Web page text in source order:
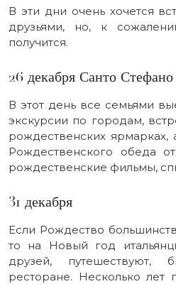
В эти дни очень хочется
друзьями, но, к
получится.
26 декабря Санто Стефано
В этот день все семьями
экскурсии по городам,
рождественских ярмарках,
Рождественского обеда
рождественские фильмы,
31 декабря
Если Рождество
то на Новый год
друзей, путешествуют,
ресторане. Несколько